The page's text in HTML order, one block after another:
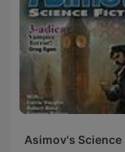
Asimov's Science